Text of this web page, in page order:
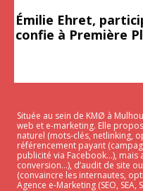
Émilie Ehret,
confie à Première
Située au sein de KMØ à
web et e-marketing. Elle
naturel (mots-clés, netlinking,
référencement payant
publicité via Facebook…), mais
conversion…), d’audit de site
(convaincre les internautes,
Agence e-Marketing (SEO, SEA,